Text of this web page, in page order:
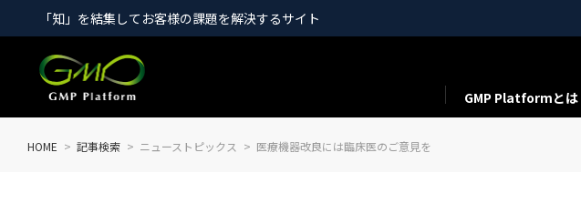
「知」を結集してお客様の課題を解決するサイト
GMP Platformとは
HOME 記事検索 ニューストピックス 医療機器改良には臨床医のご意見を